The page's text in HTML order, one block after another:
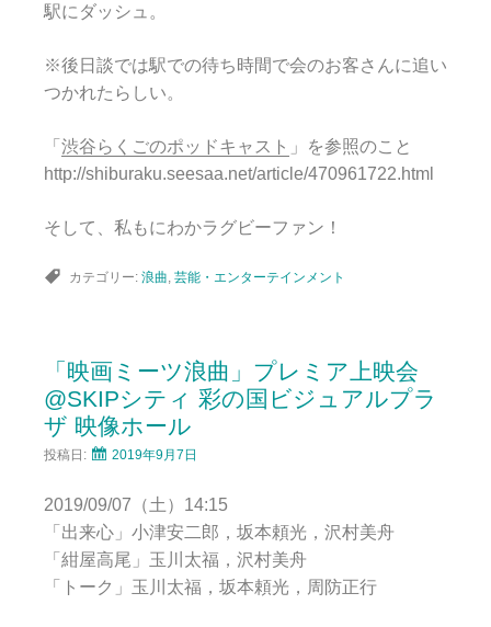
駅にダッシュ。
※後日談では駅での待ち時間で会のお客さんに追い
つかれたらしい。
「 渋谷らくごのポッドキャスト 」を参照のこと
http://shiburaku.seesaa.net/article/470961722.html
そして、私もにわかラグビーファン！
カテゴリー: 浪曲, 芸能・エンターテインメント
「映画ミーツ浪曲」プレミア上映会
@SKIPシティ 彩の国ビジュアルプラ
ザ 映像ホール
投稿日: 2019年9月7日
2019/09/07（土）14:15
「出来心」小津安二郎，坂本頼光，沢村美舟
「紺屋高尾」玉川太福，沢村美舟
「トーク」玉川太福，坂本頼光，周防正行